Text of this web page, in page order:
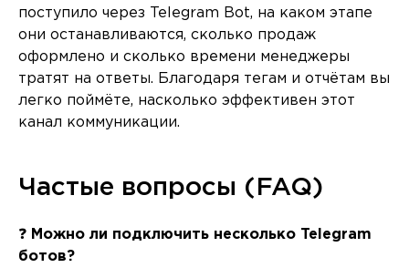
поступило через Telegram Bot, на каком этапе
они останавливаются, сколько продаж
оформлено и сколько времени менеджеры
тратят на ответы. Благодаря тегам и отчётам вы
легко поймёте, насколько эффективен этот
канал коммуникации.
Частые вопросы (FAQ)
❓ Можно ли подключить несколько Telegram
ботов?